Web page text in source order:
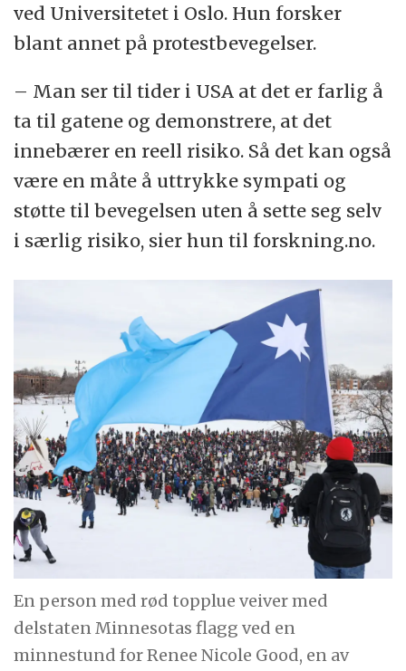
ved Universitetet i Oslo. Hun forsker
blant annet på protestbevegelser.
– Man ser til tider i USA at det er farlig å
ta til gatene og demonstrere, at det
innebærer en reell risiko. Så det kan også
være en måte å uttrykke sympati og
støtte til bevegelsen uten å sette seg selv
i særlig risiko, sier hun til forskning.no.
En person med rød topplue veiver med
delstaten Minnesotas flagg ved en
minnestund for Renee Nicole Good, en av